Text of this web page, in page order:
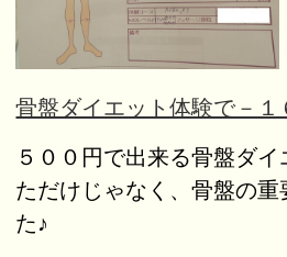
骨盤ダイエット体験で－１
５００円で出来る骨盤ダ
ただけじゃなく、骨盤の重
た♪